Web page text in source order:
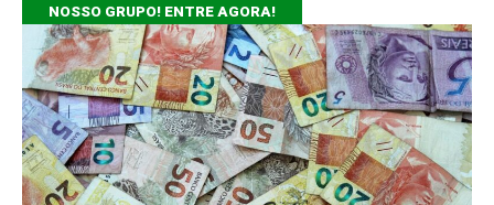
NOSSO GRUPO! ENTRE AGORA!